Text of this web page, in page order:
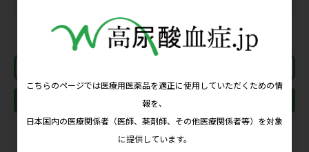
その他のレシピ